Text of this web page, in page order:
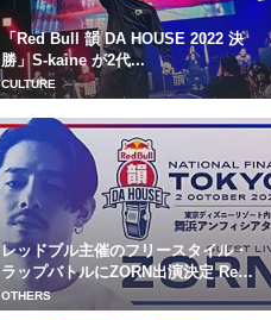
「Red Bull 韻 DA HOUSE 2022 決
勝」S-kaine が2代...
CULTURE
レッドブル主催のフリースタイル・
ラップバトルにZORN出演決定 Red
Bull...
OTHERS